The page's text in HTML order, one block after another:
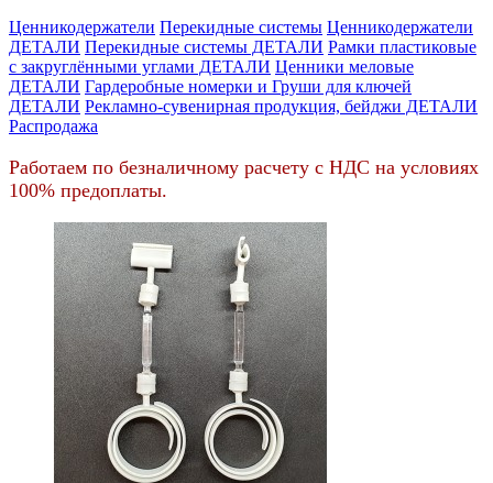
Ценникодержатели Перекидные системы Ценникодержатели
ДЕТАЛИ Перекидные системы ДЕТАЛИ Рамки пластиковые
c закруглёнными углами ДЕТАЛИ Ценники меловые
ДЕТАЛИ Гардеробные номерки и Груши для ключей
ДЕТАЛИ Рекламно-сувенирная продукция, бейджи ДЕТАЛИ
Распродажа
Работаем по безналичному расчету с НДС на условиях
100% предоплаты.